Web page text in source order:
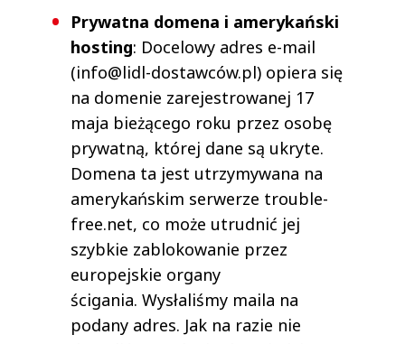
Prywatna domena i amerykański
hosting: Docelowy adres e-mail
(info@lidl-dostawców.pl) opiera się
na domenie zarejestrowanej 17
maja bieżącego roku przez osobę
prywatną, której dane są ukryte.
Domena ta jest utrzymywana na
amerykańskim serwerze trouble-
free.net, co może utrudnić jej
szybkie zablokowanie przez
europejskie organy
ścigania. Wysłaliśmy maila na
podany adres. Jak na razie nie